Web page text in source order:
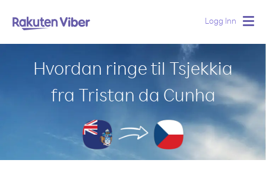
Logg Inn
Hvordan ringe til Tsjekkia
fra Tristan da Cunha